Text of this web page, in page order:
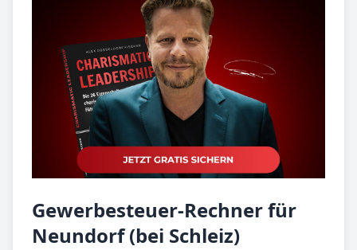
Gewerbesteuer-Rechner für
Neundorf (bei Schleiz)